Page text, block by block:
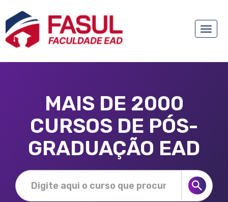
Toggle
MAIS DE 2000
CURSOS DE PÓS-
GRADUAÇÃO EAD